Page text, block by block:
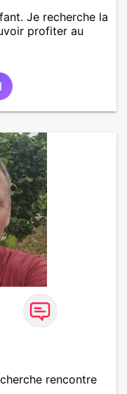
Je recherche la
profiter au
rencontre